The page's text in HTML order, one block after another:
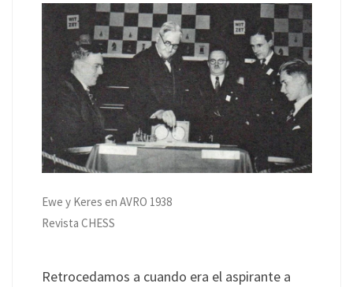
Ewe y Keres en AVRO 1938
Revista CHESS
Retrocedamos a cuando era el aspirante a